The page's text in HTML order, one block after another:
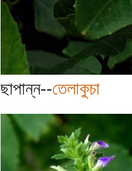
ছাপান্ন--তেলাকুচা